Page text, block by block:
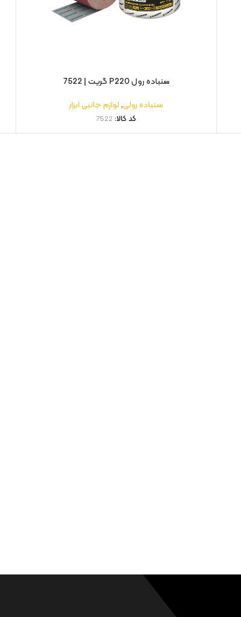
سنباده رول P220 گریت | 7522
سنباده رولی,لوازم جانبی ابزار
کد کالا: 7522